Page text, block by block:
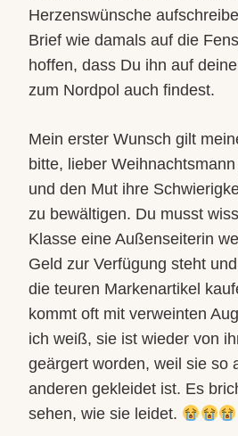
Herzenswünsche
Brief wie damals auf die
hoffen, dass Du ihn auf
zum Nordpol auch findest.
Mein erster Wunsch gilt
bitte, lieber
und den Mut ihre
zu bewältigen. Du musst
Klasse eine Außenseiterin
Geld zur Verfügung steht
die teuren Markenartikel
kommt oft mit verweinten
ich weiß, sie ist wieder von
geärgert worden, weil sie so
anderen gekleidet ist. Es
sehen, wie sie leidet.